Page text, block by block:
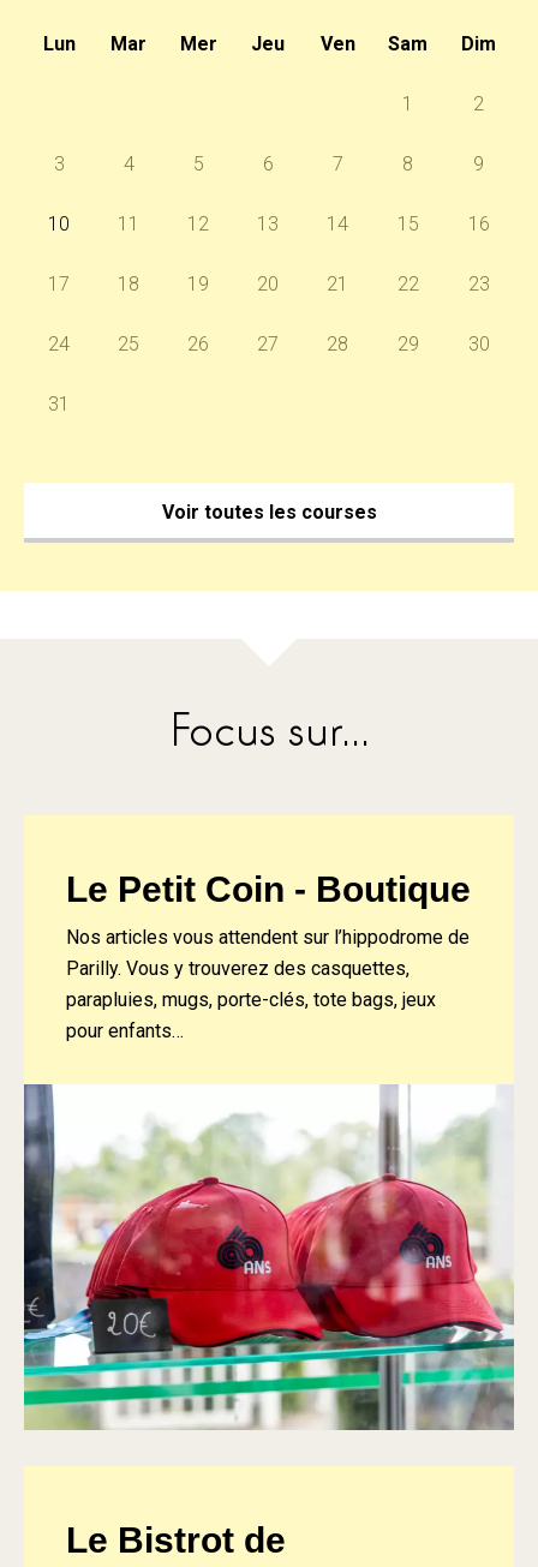
Lun Mar Mer Jeu Ven Sam Dim
1 2
3 4 5 6 7 8 9
10 11 12 13 14 15 16
17 18 19 20 21 22 23
24 25 26 27 28 29 30
31
Voir toutes les courses
Focus sur...
Le Petit Coin - Boutique
Nos articles vous attendent sur l’hippodrome de
Parilly. Vous y trouverez des casquettes,
parapluies, mugs, porte-clés, tote bags, jeux
pour enfants…
Le Bistrot de